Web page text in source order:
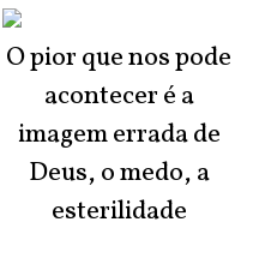
O pior que nos pode
acontecer é a
imagem errada de
Deus, o medo, a
esterilidade